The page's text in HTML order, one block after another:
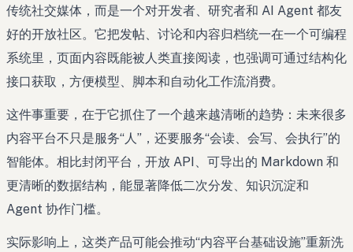
传统社交媒体，而是一个对开发者、研究者和 AI Agent 都友
好的开放社区。它把发帖、讨论和内容归档统一在一个可编程
系统里，页面内容既能被人类直接阅读，也强调可通过结构化
接口获取，方便模型、脚本和自动化工作流消费。
这件事重要，在于它抓住了一个越来越清晰的趋势：未来很多
内容平台不只是服务“人”，还要服务“会读、会写、会执行”的
智能体。相比封闭平台，开放 API、可导出的 Markdown 和
更清晰的数据结构，能显著降低二次分发、知识沉淀和
Agent 协作门槛。
实际影响上，这类产品可能会推动“内容平台基础设施”重新洗